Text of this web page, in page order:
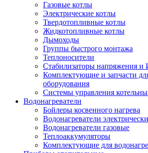
Газовые котлы
Электрические котлы
Твердотопливные котлы
Жидкотопливные котлы
Дымоходы
Группы быстрого монтажа
Теплоносители
Стабилизаторы напряжения
Комплектующие и запчасти
оборудования
Системы управления
Водонагреватели
Бойлеры косвенного нагрева
Водонагреватели
Водонагреватели газовые
Теплоаккумуляторы
Комплектующие для